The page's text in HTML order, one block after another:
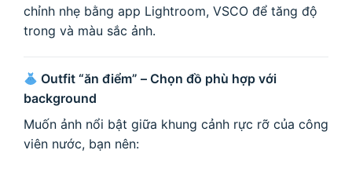
chỉnh nhẹ bằng app Lightroom, VSCO để tăng độ
trong và màu sắc ảnh.
Outfit “ăn điểm” – Chọn đồ phù hợp với
background
Muốn ảnh nổi bật giữa khung cảnh rực rỡ của công
viên nước, bạn nên: